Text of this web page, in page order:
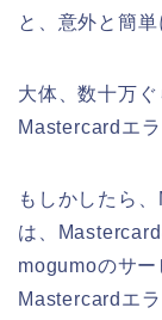
と、意外と簡
大体、数十万ぐ
Mastercardエ
もしかしたら
は、
mogumoのサー
Mastercardエ